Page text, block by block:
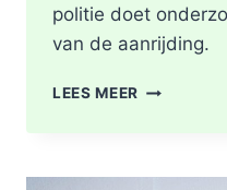
politie doet
van de aanrijding.
LEES MEER GEWONDE
TWEE